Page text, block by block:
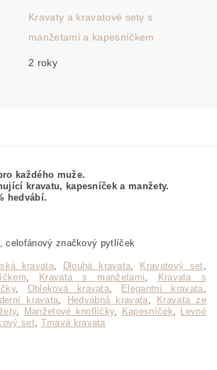
Kravaty a kravatové sety s
manžetami a kapesníčkem
2 roky
každého muže.
kravatu, kapesníček a manžety.
hedvábí.
celofánový značkový pytlíček
kravata, Dlouhá kravata, Kravatový set,
, Kravata s manžetami,
Kravata s
, Obleková kravata, Elegantní kravata,
kravata, Hedvábná kravata,
Kravata ze
, Manžetové knoflíčky, Kapesníček, Levné
set, Tmavá kravata